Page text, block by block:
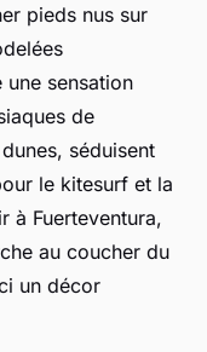
pieds nus sur
sensation
de
séduisent
le kitesurf et la
à Fuerteventura,
au coucher du
un décor